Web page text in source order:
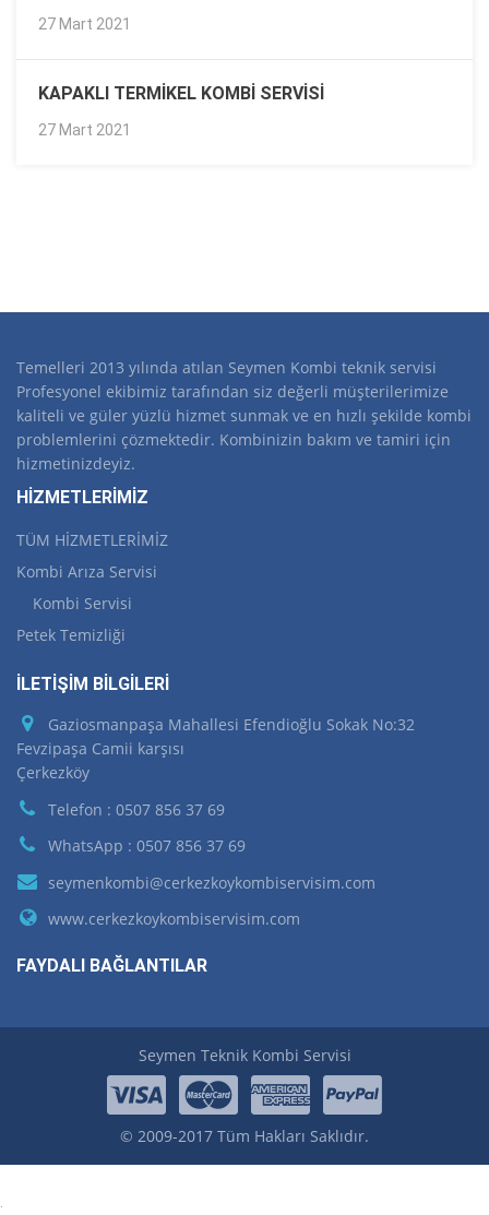
27 Mart 2021
KAPAKLI TERMIKEL KOMBI SERVISI
27 Mart 2021
Temelleri 2013 yılında atılan Seymen Kombi teknik servisi
Profesyonel ekibimiz tarafından siz değerli müşterilerimize
kaliteli ve güler yüzlü hizmet sunmak ve en hızlı şekilde kombi
problemlerini çözmektedir. Kombinizin bakım ve tamiri için
hizmetinizdeyiz.
HİZMETLERİMİZ
TÜM HİZMETLERİMİZ
Kombi Arıza Servisi
Kombi Servisi
Petek Temizliği
İLETİŞİM BİLGİLERİ
Gaziosmanpaşa Mahallesi Efendioğlu Sokak No:32
Fevzipaşa Camii karşısı
Çerkezköy
Telefon : 0507 856 37 69
WhatsApp : 0507 856 37 69
seymenkombi@cerkezkoykombiservisim.com
www.cerkezkoykombiservisim.com
FAYDALI BAĞLANTILAR
Seymen Teknik Kombi Servisi
© 2009-2017 Tüm Hakları Saklıdır.